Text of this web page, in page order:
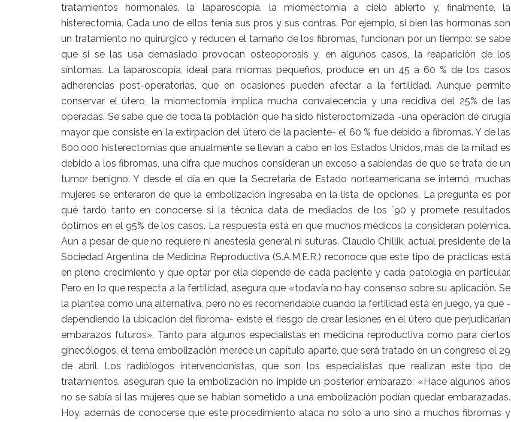
tratamientos hormonales, la laparoscopía, la miomectomía a cielo abierto y, finalmente, la
histerectomía. Cada uno de ellos tenía sus pros y sus contras. Por ejemplo, si bien las hormonas son
un tratamiento no quirúrgico y reducen el tamaño de los fibromas, funcionan por un tiempo: se sabe
que si se las usa demasiado provocan osteoporosis y, en algunos casos, la reaparición de los
síntomas. La laparoscopía, ideal para miomas pequeños, produce en un 45 a 60 % de los casos
adherencias post-operatorias, que en ocasiones pueden afectar a la fertilidad. Aunque permite
conservar el útero, la miomectomía implica mucha convalecencia y una recidiva del 25% de las
operadas. Se sabe que de toda la población que ha sido histeroctomizada -una operación de cirugía
mayor que consiste en la extirpación del útero de la paciente- el 60 % fue debido a fibromas. Y de las
600.000 histerectomías que anualmente se llevan a cabo en los Estados Unidos, más de la mitad es
debido a los fibromas, una cifra que muchos consideran un exceso a sabiendas de que se trata de un
tumor benigno. Y desde el día en que la Secretaria de Estado norteamericana se internó, muchas
mujeres se enteraron de que la embolización ingresaba en la lista de opciones. La pregunta es por
qué tardó tanto en conocerse si la técnica data de mediados de los ´90 y promete resultados
óptimos en el 95% de los casos. La respuesta está en que muchos médicos la consideran polémica.
Aun a pesar de que no requiere ni anestesia general ni suturas. Claudio Chillik, actual presidente de la
Sociedad Argentina de Medicina Reproductiva (S.A.M.E.R.) reconoce que este tipo de prácticas está
en pleno crecimiento y que optar por ella depende de cada paciente y cada patología en particular.
Pero en lo que respecta a la fertilidad, asegura que «todavía no hay consenso sobre su aplicación. Se
la plantea como una alternativa, pero no es recomendable cuando la fertilidad está en juego, ya que -
dependiendo la ubicación del fibroma- existe el riesgo de crear lesiones en el útero que perjudicarían
embarazos futuros». Tanto para algunos especialistas en medicina reproductiva como para ciertos
ginecólogos, el tema embolización merece un capítulo aparte, que será tratado en un congreso el 29
de abril. Los radiólogos intervencionistas, que son los especialistas que realizan este tipo de
tratamientos, aseguran que la embolización no impide un posterior embarazo: «Hace algunos años
no se sabía si las mujeres que se habían sometido a una embolización podían quedar embarazadas.
Hoy, además de conocerse que este procedimiento ataca no sólo a uno sino a muchos fibromas y